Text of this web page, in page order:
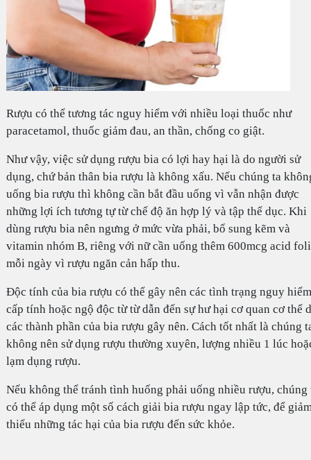
Rượu có thể tương tác nguy hiểm với nhiều loại thuốc như
paracetamol, thuốc giảm đau, an thần, chống co giật.
Như vậy, việc sử dụng rượu bia có lợi hay hại là do người sử
dụng, chứ bản thân bia rượu là không xấu. Nếu chúng ta
uống bia rượu thì không cần bắt đầu uống vì vẫn nhận được
những lợi ích tương tự từ chế độ ăn hợp lý và tập thể dục. Khi
dùng rượu bia nên ngưng ở mức vừa phải, bổ sung kẽm và
vitamin nhóm B, riêng với nữ cần uống thêm 600mcg acid
mỗi ngày vì rượu ngăn cản hấp thu.
Độc tính của bia rượu có thể gây nên các tình trạng nguy hiểm
cấp tính hoặc ngộ độc từ từ dẫn đến sự hư hại cơ quan cơ thể
các thành phần của bia rượu gây nên. Cách tốt nhất là chúng
không nên sử dụng rượu thường xuyên, lượng nhiều 1 lúc
lạm dụng rượu.
Nếu không thể tránh tình huống phải uống nhiều rượu, chúng
có thể áp dụng một số cách giải bia rượu ngay lập tức, để
thiểu những tác hại của bia rượu đến sức khỏe.